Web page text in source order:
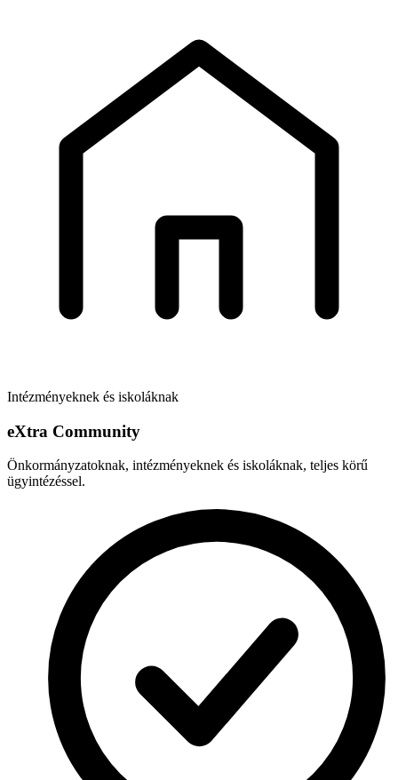
Intézményeknek és iskoláknak
eXtra Community
Önkormányzatoknak, intézményeknek és iskoláknak, teljes körű
ügyintézéssel.